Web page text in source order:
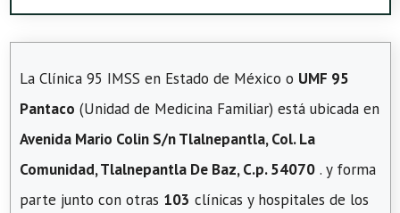
La Clínica 95 IMSS en Estado de México o UMF 95
Pantaco (Unidad de Medicina Familiar) está ubicada en
Avenida Mario Colin S/n Tlalnepantla, Col. La
Comunidad, Tlalnepantla De Baz, C.p. 54070 . y forma
parte junto con otras 103 clínicas y hospitales de los